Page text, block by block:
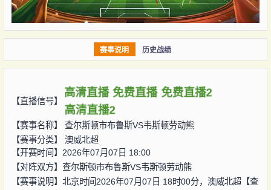
赛事说明 历史战绩
【直播信号】
高清直播 免费直播 免费直播2
高清直播2
【赛事名称】 查尔斯顿市布鲁斯VS韦斯顿劳动熊
【赛事分类】 澳威北超
【开赛时间】2026年07月07日 18:00
【对阵双方】 查尔斯顿市布鲁斯VS韦斯顿劳动熊
【赛事说明】北京时间2026年07月07日 18时00分，澳威北超【查